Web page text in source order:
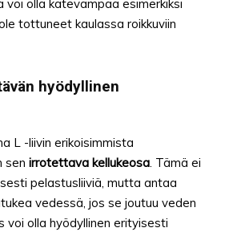
voi olla kätevämpää esimerkiksi
tottuneet kaulassa roikkuviin
hyödyllinen
L -liivin erikoisimmista
sen irrotettava kellukeosa. Tämä ei
pelastusliiviä, mutta antaa
vedessä, jos se joutuu veden
voi olla hyödyllinen erityisesti